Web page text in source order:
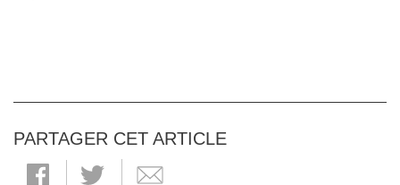
PARTAGER CET ARTICLE